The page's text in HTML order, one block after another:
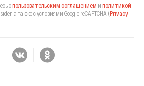
спользовательским соглашением и политикой
а также с условиями Google reCAPTCHA (Privacy